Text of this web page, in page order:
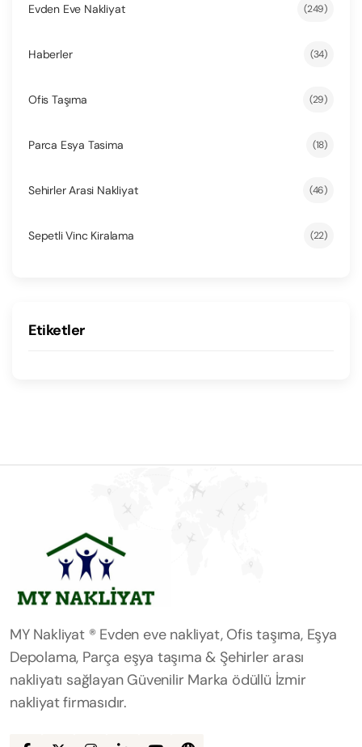
Evden Eve Nakliyat (249)
Haberler (34)
Ofis Taşıma (29)
Parca Esya Tasima (18)
Sehirler Arasi Nakliyat (46)
Sepetli Vinc Kiralama (22)
Etiketler
MY Nakliyat ® Evden eve nakliyat, Ofis taşıma, Eşya
Depolama, Parça eşya taşıma & Şehirler arası
nakliyatı sağlayan Güvenilir Marka ödüllü İzmir
nakliyat firmasıdır.